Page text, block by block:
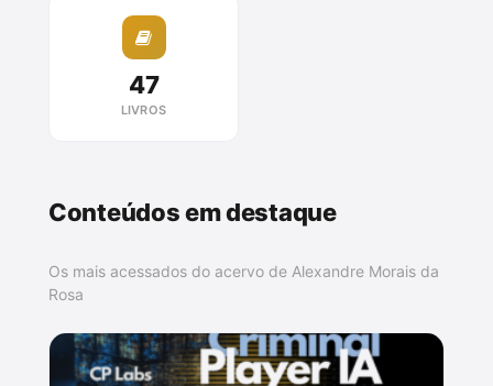
47
LIVROS
Conteúdos em destaque
Os mais acessados do acervo de Alexandre Morais da
Rosa